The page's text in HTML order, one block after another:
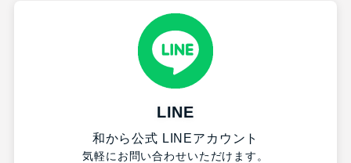
LINE
和から公式 LINEアカウント
気軽にお問い合わせいただけます。